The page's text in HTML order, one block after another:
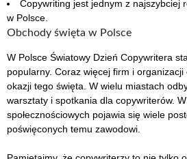
Copywriting jest jednym z najszybciej
w Polsce.
Obchody święta w Polsce
W Polsce Światowy Dzień Copywritera
popularny. Coraz więcej firm i
okazji tego święta. W wielu miastach
warsztaty i spotkania dla copywriterów.
społecznościowych pojawia się wiele
poświęconych temu zawodowi.